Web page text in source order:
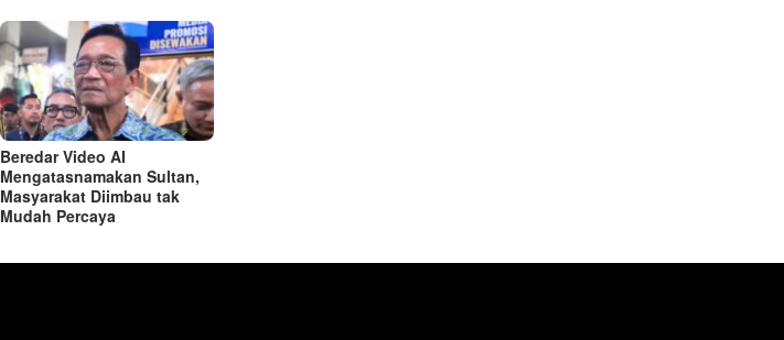
Beredar Video AI
Mengatasnamakan Sultan,
Masyarakat Diimbau tak
Mudah Percaya